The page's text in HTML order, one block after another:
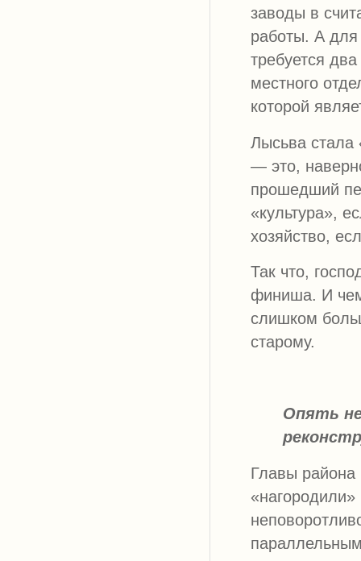
заводы в
работы. А для
требуется
местного
которой
Лысьва стала
— это,
прошедший
«культура»,
хозяйство,
Так что,
финиша. И
слишком
старому.
Опять
Главы района
«нагородили»